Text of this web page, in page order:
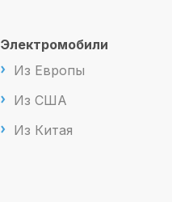
Электромобили
Из Европы
Из США
Из Китая